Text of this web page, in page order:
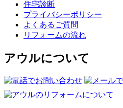
住宅診断
プライバシーポリシー
よくあるご質問
リフォームの流れ
アウルについて